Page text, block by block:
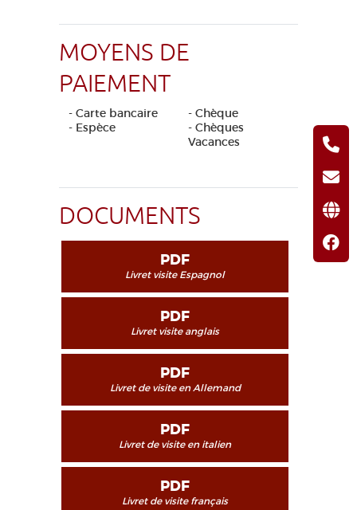
MOYENS DE
PAIEMENT
- Carte bancaire
- Chèque
- Espèce
- Chèques
Vacances
DOCUMENTS
PDF
Livret visite Espagnol
PDF
Livret visite anglais
PDF
Livret de visite en Allemand
PDF
Livret de visite en italien
PDF
Livret de visite français